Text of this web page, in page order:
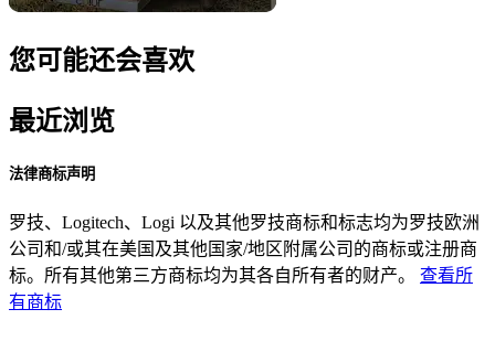
您可能还会喜欢
最近浏览
法律商标声明
罗技、Logitech、Logi 以及其他罗技商标和标志均为罗技欧洲
公司和/或其在美国及其他国家/地区附属公司的商标或注册商
标。所有其他第三方商标均为其各自所有者的财产。 查看所
有商标